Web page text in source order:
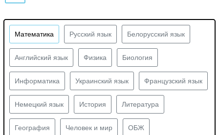
Математика Русский язык Белорусский язык
Английский язык Физика Биология
Информатика Украинский язык Французский язык
Немецкий язык История Литература
География Человек и мир ОБЖ